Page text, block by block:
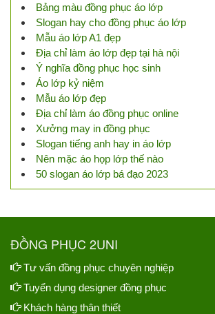
Bảng màu đồng phục áo lớp
Slogan hay cho đồng phục áo lớp
Mẫu áo lớp A1 đẹp
Địa chỉ làm áo lớp đẹp tại hà nội
Ý nghĩa đồng phục học sinh
Áo lớp kỷ niệm
Mẫu áo lớp đẹp
Địa chỉ làm áo đồng phục online
Xưởng may in đồng phục
Slogan tiếng anh hay in áo lớp
Nên mặc áo họp lớp thế nào
50 slogan áo lớp bá đạo 2023
ĐỒNG PHỤC 2UNI
Tư vấn đồng phục chuyên nghiệp
Tuyển dụng designer đồng phục
Khách hàng thân thiết